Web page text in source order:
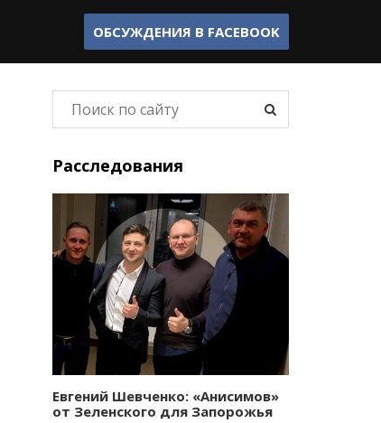
ОБСУЖДЕНИЯ В FACEBOOK
Расследования
Евгений Шевченко: «Анисимов»
от Зеленского для Запорожья